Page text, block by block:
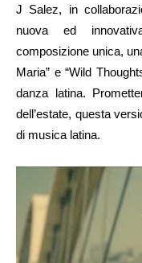
J Salez, in
nuova ed
composizione unica,
Maria” e “Wild
danza latina.
dell’estate, questa
di musica latina.